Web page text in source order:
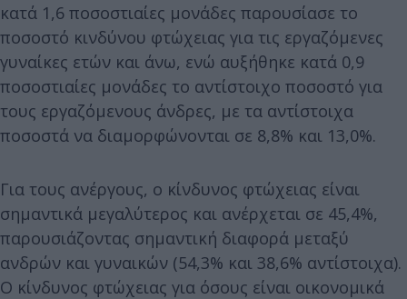
κατά 1,6 ποσοστιαίες μονάδες παρουσίασε το
ποσοστό κινδύνου φτώχειας για τις εργαζόμενες
γυναίκες ετών και άνω, ενώ αυξήθηκε κατά 0,9
ποσοστιαίες μονάδες το αντίστοιχο ποσοστό για
τους εργαζόμενους άνδρες, με τα αντίστοιχα
ποσοστά να διαμορφώνονται σε 8,8% και 13,0%.
Για τους ανέργους, ο κίνδυνος φτώχειας είναι
σημαντικά μεγαλύτερος και ανέρχεται σε 45,4%,
παρουσιάζοντας σημαντική διαφορά μεταξύ
ανδρών και γυναικών (54,3% και 38,6% αντίστοιχα).
Ο κίνδυνος φτώχειας για όσους είναι οικονομικά